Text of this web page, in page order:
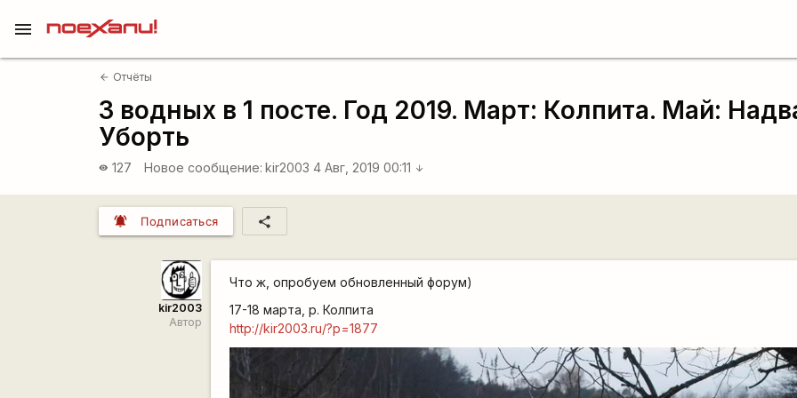
menu
arrow_back Отчёты
3 водных в 1 посте. Год 2019. Март: Колпита. Май:
Уборть
visibility 127 Новое сообщение: kir2003 4 Авг, 2019 00:11 arrow_downward
notifications_active Подписаться share
kir2003
Автор
Что ж, опробуем обновленный форум)
17-18 марта, р. Колпита
http://kir2003.ru/?p=1877